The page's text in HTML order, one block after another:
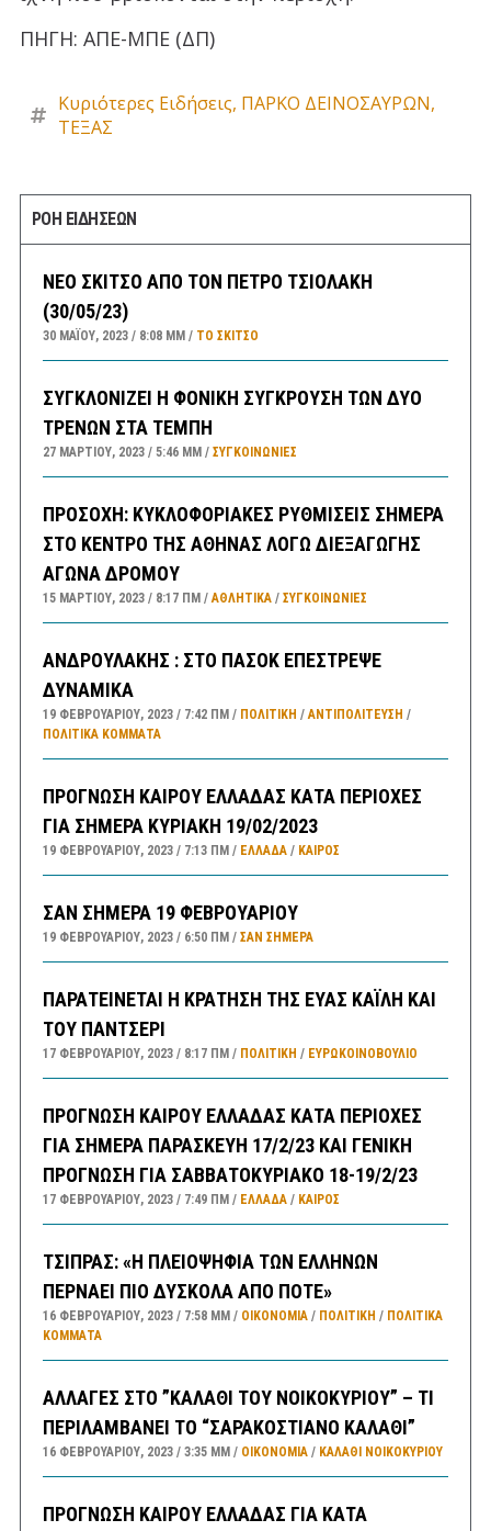
ΠΗΓΗ: ΑΠΕ-ΜΠΕ (ΔΠ)
Κυριότερες Ειδήσεις, ΠΑΡΚΟ ΔΕΙΝΟΣΑΥΡΩΝ,
ΤΕΞΑΣ
ΡΟΗ ΕΙΔΗΣΕΩΝ
ΝΕΟ ΣΚΙΤΣΟ ΑΠΟ ΤΟΝ ΠΕΤΡΟ ΤΣΙΟΛΑΚΗ
(30/05/23)
30 ΜΑΪ́ΟΥ, 2023 8:08 ΜΜ ΤΟ ΣΚΊΤΣΟ
ΣΥΓΚΛΟΝΙΖΕΙ Η ΦΟΝΙΚΗ ΣΥΓΚΡΟΥΣΗ ΤΩΝ ΔΥΟ
ΤΡΕΝΩΝ ΣΤΑ ΤΕΜΠΗ
27 ΜΑΡΤΊΟΥ, 2023 5:46 ΜΜ ΣΥΓΚΟΙΝΩΝΊΕΣ
ΠΡΟΣΟΧΗ: ΚΥΚΛΟΦΟΡΙΑΚΕΣ ΡΥΘΜΙΣΕΙΣ ΣΗΜΕΡΑ
ΣΤΟ ΚΕΝΤΡΟ ΤΗΣ ΑΘΗΝΑΣ ΛΟΓΩ ΔΙΕΞΑΓΩΓΗΣ
ΑΓΩΝΑ ΔΡΟΜΟΥ
15 ΜΑΡΤΊΟΥ, 2023 8:17 ΠΜ ΑΘΛΗΤΙΚΑ/ ΣΥΓΚΟΙΝΩΝΊΕΣ
ΑΝΔΡΟΥΛΑΚΗΣ : ΣΤΟ ΠΑΣΟΚ ΕΠΕΣΤΡΕΨΕ
ΔΥΝΑΜΙΚΑ
19 ΦΕΒΡΟΥΑΡΊΟΥ, 2023 7:42 ΠΜ ΠΟΛΙΤΙΚΗ /ΑΝΤΙΠΟΛΊΤΕΥΣΗ /
ΠΟΛΙΤΙΚΆ ΚΌΜΜΑΤΑ
ΠΡΟΓΝΩΣΗ ΚΑΙΡΟΥ ΕΛΛΑΔΑΣ ΚΑΤΑ ΠΕΡΙΟΧΕΣ
ΓΙΑ ΣΗΜΕΡΑ ΚΥΡΙΑΚΗ 19/02/2023
19 ΦΕΒΡΟΥΑΡΊΟΥ, 2023 7:13 ΠΜ ΕΛΛΑΔA/ ΚΑΙΡΌΣ
ΣΑΝ ΣΗΜΕΡΑ 19 ΦΕΒΡΟΥΑΡΙΟΥ
19 ΦΕΒΡΟΥΑΡΊΟΥ, 2023 6:50 ΠΜ ΣΑΝ ΣΉΜΕΡΑ
ΠΑΡΑΤΕΙΝΕΤΑΙ Η ΚΡΑΤΗΣΗ ΤΗΣ ΕΥΑΣ ΚΑΪΛΗ ΚΑΙ
ΤΟΥ ΠΑΝΤΣΕΡΙ
17 ΦΕΒΡΟΥΑΡΊΟΥ, 2023 8:17 ΠΜ ΠΟΛΙΤΙΚΗ / ΕΥΡΩΚΟΙΝΟΒΟΥΛΙΟ
ΠΡΟΓΝΩΣΗ ΚΑΙΡΟΥ ΕΛΛΑΔΑΣ ΚΑΤΑ ΠΕΡΙΟΧΕΣ
ΓΙΑ ΣΗΜΕΡΑ ΠΑΡΑΣΚΕΥΗ 17/2/23 ΚΑΙ ΓΕΝΙΚΗ
ΠΡΟΓΝΩΣΗ ΓΙΑ ΣΑΒΒΑΤΟΚΥΡΙΑΚΟ 18-19/2/23
17 ΦΕΒΡΟΥΑΡΊΟΥ, 2023 7:49 ΠΜ ΕΛΛΑΔA/ ΚΑΙΡΌΣ
ΤΣΙΠΡΑΣ: «Η ΠΛΕΙΟΨΗΦΙΑ ΤΩΝ ΕΛΛΗΝΩΝ
ΠΕΡΝΑΕΙ ΠΙΟ ΔΥΣΚΟΛΑ ΑΠΟ ΠΟΤΕ»
16 ΦΕΒΡΟΥΑΡΊΟΥ, 2023 7:58 ΜΜ ΟΙΚΟΝΟΜΙΑ/ ΠΟΛΙΤΙΚΗ / ΠΟΛΙΤΙΚΆ
ΚΌΜΜΑΤΑ
ΑΛΛΑΓΕΣ ΣΤΟ ”ΚΑΛΑΘΙ ΤΟΥ ΝΟΙΚΟΚΥΡΙΟΥ” – ΤΙ
ΠΕΡΙΛΑΜΒΑΝΕΙ ΤΟ “ΣΑΡΑΚΟΣΤΙΑΝΟ ΚΑΛΑΘΙ”
16 ΦΕΒΡΟΥΑΡΊΟΥ, 2023 3:35 ΜΜ ΟΙΚΟΝΟΜΙΑ/ ΚΑΛΑΘΙ ΝΟΙΚΟΚΥΡΙΟΥ
ΠΡΟΓΝΩΣΗ ΚΑΙΡΟΥ ΕΛΛΑΔΑΣ ΓΙΑ ΚΑΤΑ